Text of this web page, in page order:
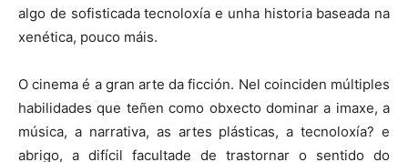
algo de sofisticada tecnoloxía e unha historia baseada na
xenética, pouco máis.
O cinema é a gran arte da ficción. Nel coinciden múltiples
habilidades que teñen como obxecto dominar a imaxe, a
música, a narrativa, as artes plásticas, a tecnoloxía? e
abrigo, a difícil facultade de trastornar o sentido do